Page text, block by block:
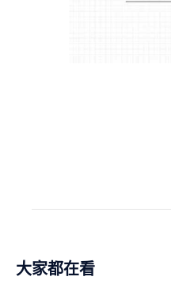
大家都在看